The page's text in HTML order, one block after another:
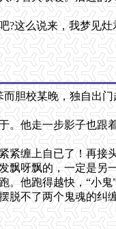
?这么说来，我梦见
而胆校某晚，独自出
。他走一步影子也跟
紧缠上自已了！再接
飘呀飘的，一定是另
。他跑得越快，“小鬼
脱不了两个鬼魂的纠